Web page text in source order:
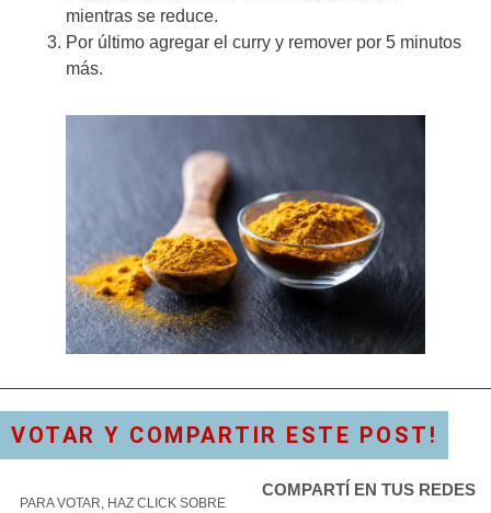
mientras se reduce.
Por último agregar el curry y remover por 5 minutos
más.
VOTAR Y COMPARTIR ESTE POST!
PARA VOTAR, HAZ CLICK SOBRE
COMPARTÍ EN TUS REDES